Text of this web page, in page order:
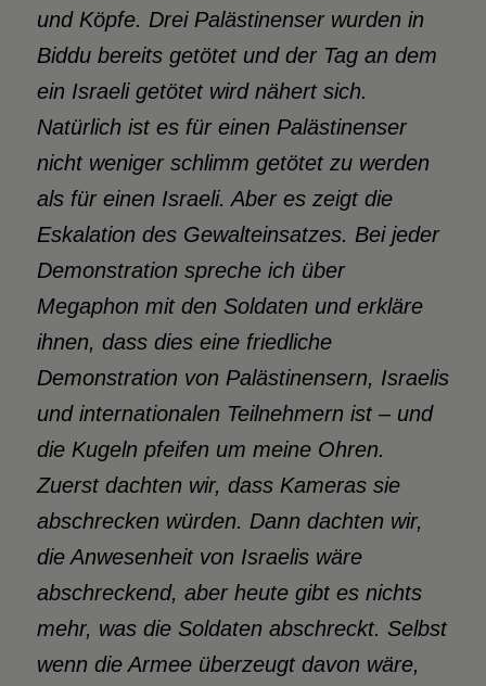
und Köpfe. Drei Palästinenser wurden in
Biddu bereits getötet und der Tag an dem
ein Israeli getötet wird nähert sich.
Natürlich ist es für einen Palästinenser
nicht weniger schlimm getötet zu werden
als für einen Israeli. Aber es zeigt die
Eskalation des Gewalteinsatzes. Bei jeder
Demonstration spreche ich über
Megaphon mit den Soldaten und erkläre
ihnen, dass dies eine friedliche
Demonstration von Palästinensern, Israelis
und internationalen Teilnehmern ist – und
die Kugeln pfeifen um meine Ohren.
Zuerst dachten wir, dass Kameras sie
abschrecken würden. Dann dachten wir,
die Anwesenheit von Israelis wäre
abschreckend, aber heute gibt es nichts
mehr, was die Soldaten abschreckt. Selbst
wenn die Armee überzeugt davon wäre,